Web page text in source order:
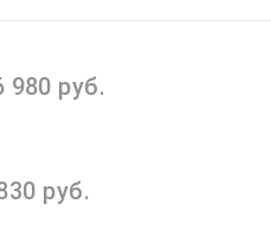
980 руб.
руб.